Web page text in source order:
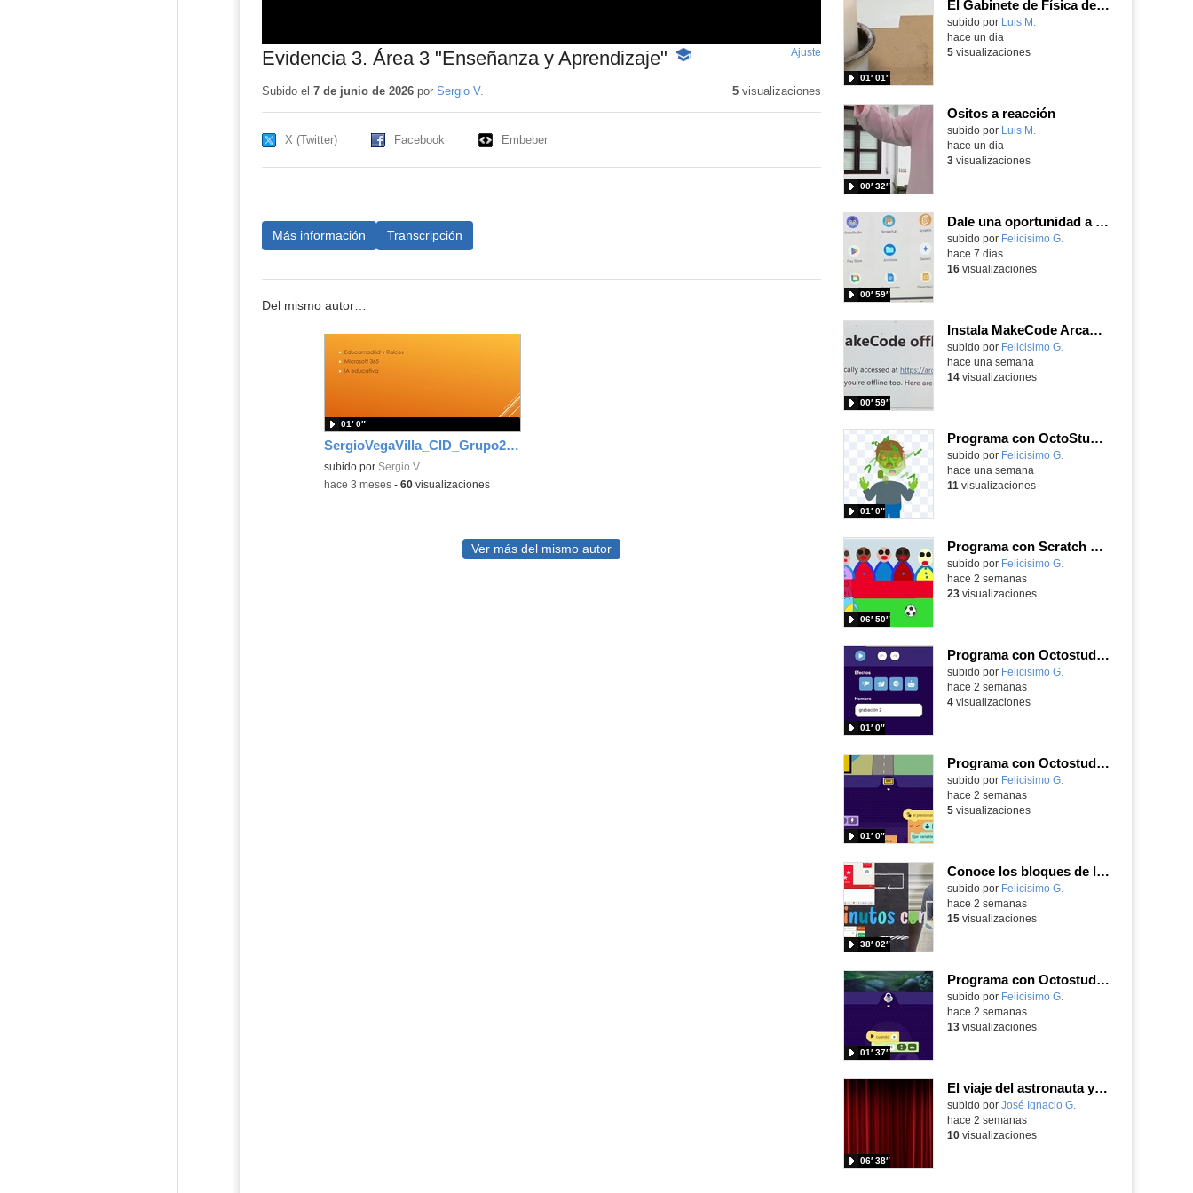
Evidencia 3. Área 3 "Enseñanza y Aprendizaje"
-
Ajuste
pantalla
Subido el 7 de junio de 2026por Sergio V. 5visualizaciones
X (Twitter) Facebook Embeber
Más información Transcripción
Del mismo autor…
SergioVegaVilla_CID_Grupo20_Defensa final del Portafolio
subido por Sergio V.
01′ 0″
-hace 3 meses- 60visualizaciones
Ver más del mismo autor
El Gabinete de Física del IES Enrique Tierno Galván de Parla (Curso 25-26)
Contenido educativo.
subido por Luis M.
01′ 01″
hace un dia
5visualizaciones
Ositos a reacción
Contenido educativo.
subido por Luis M.
00′ 32″
hace un dia
3visualizaciones
Dale una oportunidad a los Chromebooks y utiliza un proyector para realizar talleres si no tienes pantallas táctiles
Contenido educativo.
subido por Felicisimo G.
00′ 59″
hace 7 dias
16visualizaciones
Instala MakeCode Arcade para trabajar offline en tu tablet, ordenador, Chromebook
Contenido educativo.
subido por Felicisimo G.
00′ 59″
hace una semana
14visualizaciones
Programa con OctoStudio, un juego homenajeando al House of the dead con Zombies
Contenido educativo.
subido por Felicisimo G.
01′ 0″
hace una semana
11 visualizaciones
Programa con Scratch Jr una barrera que se desplaza para dar sensación de movimiento
Contenido educativo.
subido por Felicisimo G.
06′ 50″
hace 2 semanas
23visualizaciones
Programa con Octostudio, una animación utilizando la cámara para una foto y audio y texto para comunicar.
Contenido educativo.
subido por Felicisimo G.
01′ 0″
hace 2 semanas
4visualizaciones
Programa con Octostudio, un juego de Educación Víal cruzando un paso de cebra.
Contenido educativo.
subido por Felicisimo G.
01′ 0″
hace 2 semanas
5visualizaciones
Conoce los bloques de la app Octostudio, gratuito, offline y para tu tablet y móvil - Contenido educativo
Contenido educativo.
subido por Felicisimo G.
38′ 02″
hace 2 semanas
15visualizaciones
Programa con Octostudio de un modo sencillo, offline y gratuito
Contenido educativo.
subido por Felicisimo G.
01′ 37″
hace 2 semanas
13visualizaciones
El viaje del astronauta y la luna
Contenido educativo.
subido por José Ignacio G.
06′ 38″
hace 2 semanas
10visualizaciones